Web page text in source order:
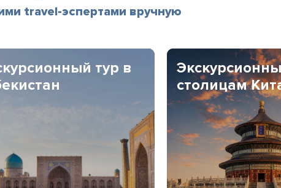
travel-эспертами вручную
тур в
столицам